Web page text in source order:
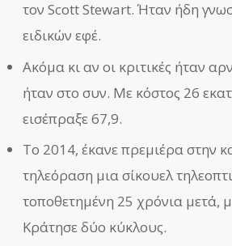
τον Scott Stewart. Ήταν ήδη
ειδικών εφέ.
Ακόμα κι αν οι κριτικές ήταν
ήταν στο συν. Με κόστος 26
εισέπραξε 67,9.
Το 2014, έκανε πρεμιέρα στην
τηλεόραση μια σίκουελ
τοποθετημένη 25 χρόνια μετά,
Κράτησε δύο κύκλους.